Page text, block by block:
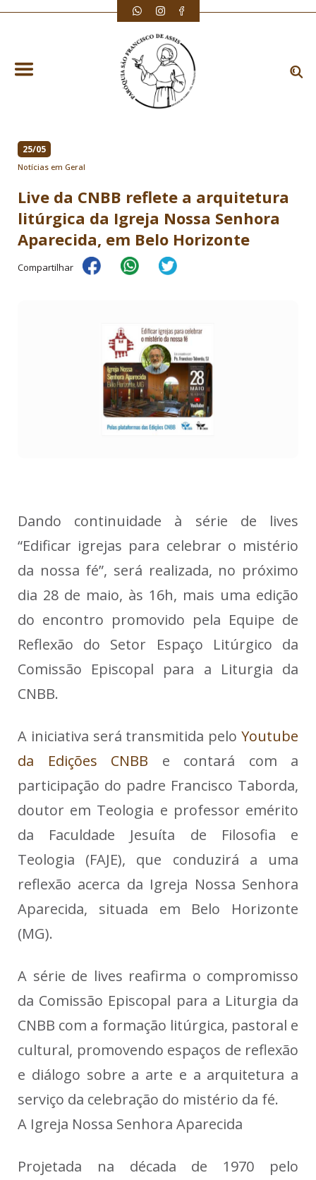
25/05
Notícias em Geral
Live da CNBB reflete a arquitetura
litúrgica da Igreja Nossa Senhora
Aparecida, em Belo Horizonte
Compartilhar
Dando continuidade à série de lives
“Edificar igrejas para celebrar o mistério
da nossa fé”, será realizada, no próximo
dia 28 de maio, às 16h, mais uma edição
do encontro promovido pela Equipe de
Reflexão do Setor Espaço Litúrgico da
Comissão Episcopal para a Liturgia da
CNBB.
A iniciativa será transmitida pelo Youtube
da Edições CNBB e contará com a
participação do padre Francisco Taborda,
doutor em Teologia e professor emérito
da Faculdade Jesuíta de Filosofia e
Teologia (FAJE), que conduzirá a uma
reflexão acerca da Igreja Nossa Senhora
Aparecida, situada em Belo Horizonte
(MG).
A série de lives reafirma o compromisso
da Comissão Episcopal para a Liturgia da
CNBB com a formação litúrgica, pastoral e
cultural, promovendo espaços de reflexão
e diálogo sobre a arte e a arquitetura a
serviço da celebração do mistério da fé.
A Igreja Nossa Senhora Aparecida
Projetada na década de 1970 pelo